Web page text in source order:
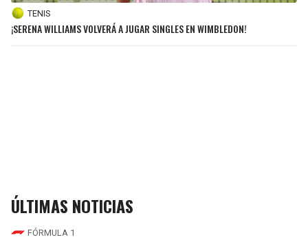
TENIS
¡SERENA WILLIAMS VOLVERÁ A JUGAR SINGLES EN WIMBLEDON!
ÚLTIMAS NOTICIAS
FÓRMULA 1